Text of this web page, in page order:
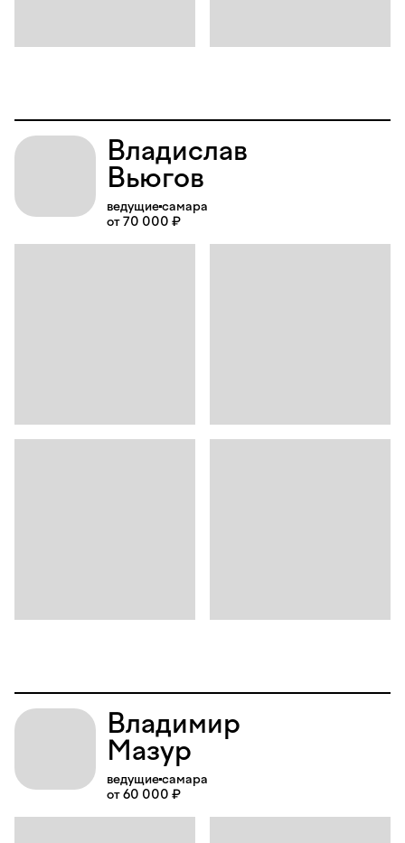
Владислав
Вьюгов
ведущиесамара
от 70 000 ₽
Владимир
Мазур
ведущиесамара
от 60 000 ₽